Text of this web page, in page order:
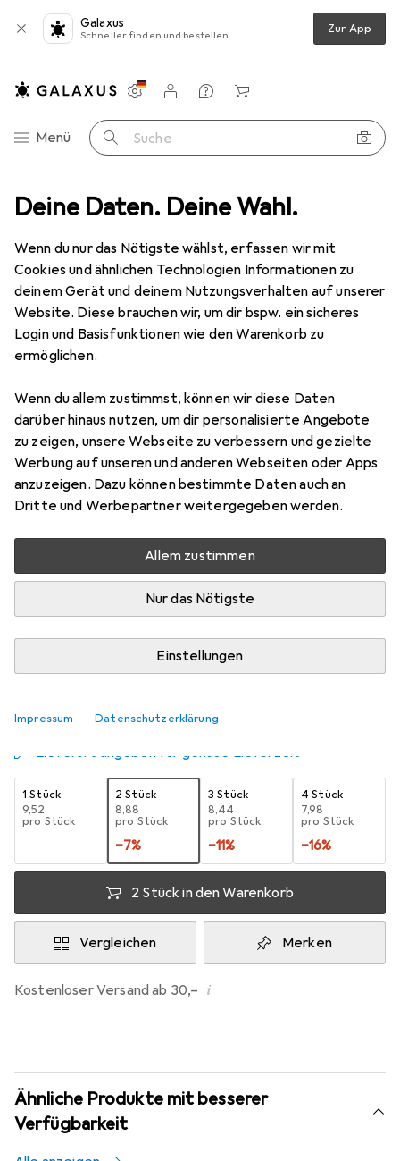
Deine Daten. Deine Wahl.
Wenn du nur das Nötigste wählst, erfassen wir mit
Cookies und ähnlichen Technologien Informationen zu
deinem Gerät und deinem Nutzungsverhalten auf unserer
Website. Diese brauchen wir, um dir bspw. ein sicheres
Login und Basisfunktionen wie den Warenkorb zu
ermöglichen.
Wenn du allem zustimmst, können wir diese Daten
darüber hinaus nutzen, um dir personalisierte Angebote
zu zeigen, unsere Webseite zu verbessern und gezielte
Werbung auf unseren und anderen Webseiten oder Apps
anzuzeigen. Dazu können bestimmte Daten auch an
Dritte und Werbepartner weitergegeben werden.
Allem zustimmen
Nur das Nötigste
Einstellungen
Impressum Datenschutzerklärung
Galaxus
Schneller finden und bestellen Zur App
Navigation nach Kategorien
Menü Suche
Einstellungen
Kundenkonto
Vergleichslisten
Merklisten
Warenkorb
Haarstyling Haarfarbe Wella Koleston Perfect Me+
13 Bilder
MENGENRABATT
Wella Koleston Perfect Me+
0/65
Preis in EUR inkl. MwSt.
EUR
8,88
Schneller lieferbar
Bewertungen
Mehr von Wella
Zwischen Do, 20.8. und Di, 25.8. geliefert
Mehr als 10 Stück an Lager beim Lieferanten
Lieferort angeben für genaue Lieferzeit
1 Stück
EUR
9,52
pro Stück
2 Stück
EUR
8,88
pro Stück
−7%
3 Stück
EUR
8,44
pro Stück
−11%
4 Stück
EUR
7,98
pro Stück
−16%
2 Stück in den Warenkorb
Vergleichen Merken
Kostenloser Versand ab 30,– i
Ähnliche Produkte mit besserer
Verfügbarkeit